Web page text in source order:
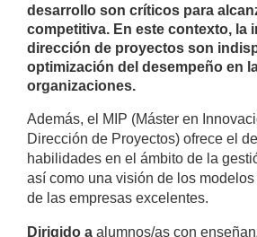
desarrollo son críticos para
competitiva. En este contexto, la
dirección de proyectos son
optimización del desempeño en
organizaciones.
Además, el MIP (Máster en
Dirección de Proyectos) ofrece el
habilidades en el ámbito de la
así como una visión de los
de las empresas excelentes.
Dirigido a alumnos/as con